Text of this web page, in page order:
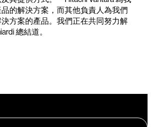
的解決方案，而其他負責人為我們
方案的產品。我們正在共同努力解
總結道。